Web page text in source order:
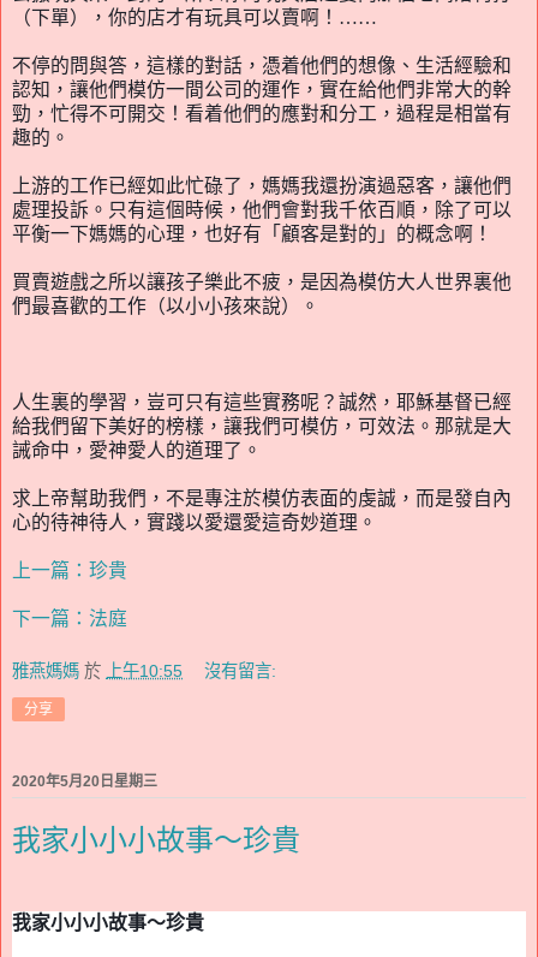
（下單）， 你的店才有玩具可以賣啊 ！……
不停的問與答，這樣的對話 ， 憑着他們的想像 、 生活經驗和
認知，讓他們模仿一間公司的運作 ， 實在給他們非常大的幹
勁，忙得不可開交 ！ 看着他們的應對和分工 ， 過程是相當有
趣的 。
上游的工作已經如此忙碌了 ， 媽媽我還扮演過惡客，讓他們
處理投訴。只有這個時候，他們會對我千依百順，除了可以
平衡一下媽媽的心理，也好有「顧客是對的」的概念啊！
買賣遊戲之所以讓孩子樂此不疲，是因為模仿大人世界裏他
們最喜歡的工作（以小小孩來說）。
人生裏的學習，豈可只有這些實務呢？誠然，耶穌基督已經
給我們留下美好的榜樣，讓我們可模仿，可效法。那就是大
誡命中，愛神愛人的道理了。
求上帝幫助我們，不是專注於模仿表面的虔誠，而是發自內
心的待神待人 ， 實踐以愛還愛這奇妙道理。
上一篇：珍貴
下一篇：法庭
雅燕媽媽 於 上午10:55 沒有留言:
分享
2020年5月20日星期三
我家小小小故事～珍貴
我家小小小故事～珍貴